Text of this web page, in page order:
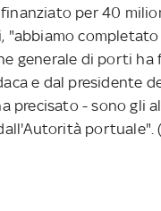
per 40
"abbiamo
generale di porti ha
e dal presidente
precisato - sono gli
portuale".